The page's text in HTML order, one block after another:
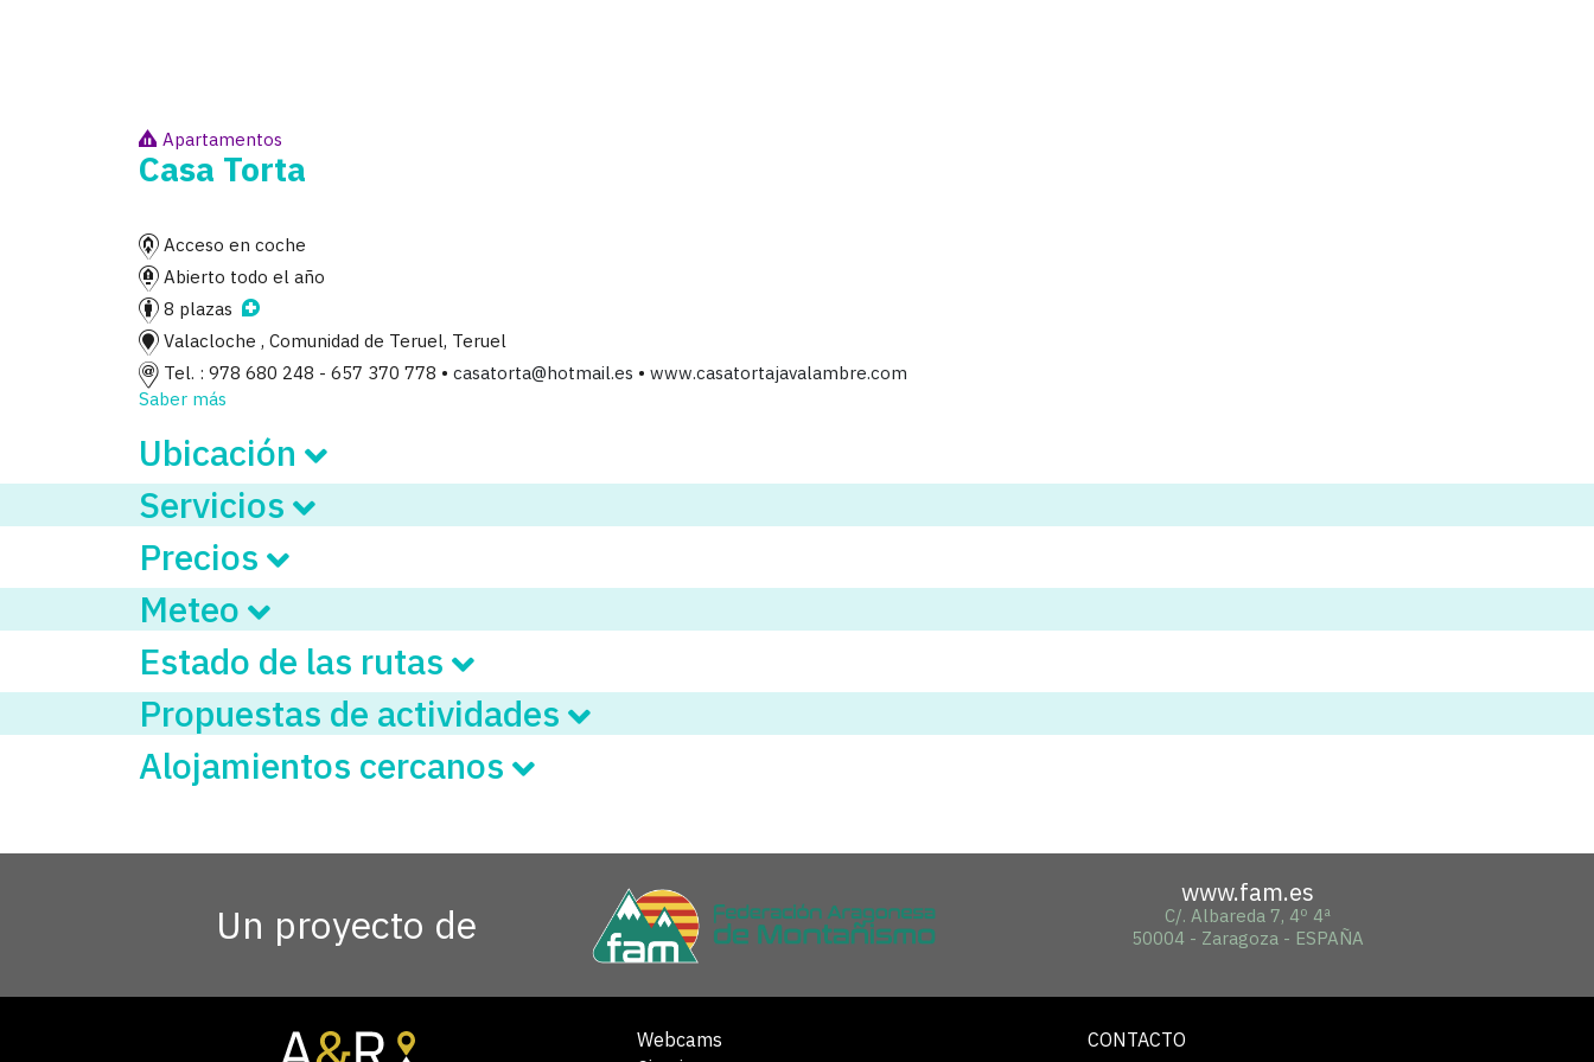
Apartamentos
Casa Torta
Acceso en coche
Abierto todo el año
8 plazas
Valacloche , Comunidad de Teruel, Teruel
Tel. : 978 680 248 - 657 370 778 • casatorta@hotmail.es • www.casatortajavalambre.com
Saber más
Ubicación
Servicios
Precios
Meteo
Estado de las rutas
Propuestas de actividades
Alojamientos cercanos
Un proyecto de
www.fam.es
C/. Albareda 7, 4º 4ª
50004 - Zaragoza - ESPAÑA
Webcams
CONTACTO